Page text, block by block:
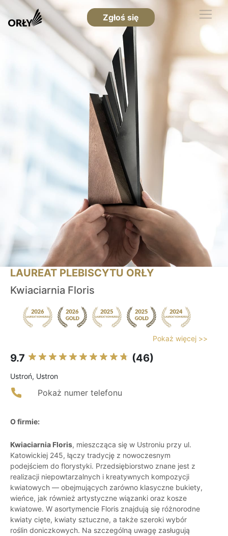
Zgłoś się
LAUREAT PLEBISCYTU ORŁY
Kwiaciarnia Floris
Pokaż więcej >>
9.7 (46)
Ustroń, Ustron
Pokaż numer telefonu
O firmie:
Kwiaciarnia Floris, mieszcząca się w Ustroniu przy ul.
Katowickiej 245, łączy tradycję z nowoczesnym
podejściem do florystyki. Przedsiębiorstwo znane jest z
realizacji niepowtarzalnych i kreatywnych kompozycji
kwiatowych — obejmujących zarówno klasyczne bukiety,
wieńce, jak również artystyczne wiązanki oraz kosze
kwiatowe. W asortymencie Floris znajdują się różnorodne
kwiaty cięte, kwiaty sztuczne, a także szeroki wybór
roślin doniczkowych. Na szczególną uwagę zasługują